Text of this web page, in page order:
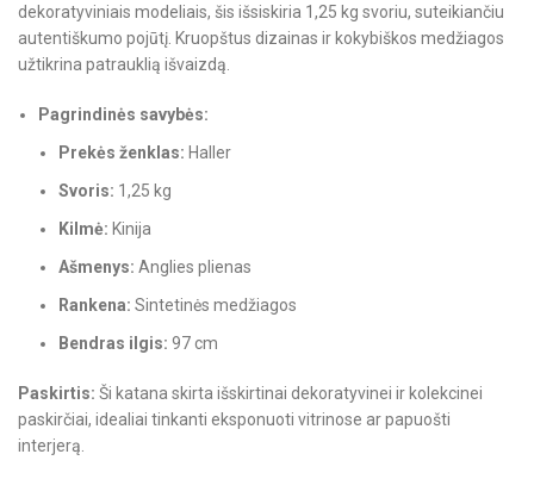
dekoratyviniais modeliais, šis išsiskiria 1,25 kg svoriu, suteikiančiu
autentiškumo pojūtį. Kruopštus dizainas ir kokybiškos medžiagos
užtikrina patrauklią išvaizdą.
Pagrindinės savybės:
Prekės ženklas: Haller
Svoris: 1,25 kg
Kilmė: Kinija
Ašmenys: Anglies plienas
Rankena: Sintetinės medžiagos
Bendras ilgis: 97 cm
Paskirtis: Ši katana skirta išskirtinai dekoratyvinei ir kolekcinei
paskirčiai, idealiai tinkanti eksponuoti vitrinose ar papuošti
interjerą.